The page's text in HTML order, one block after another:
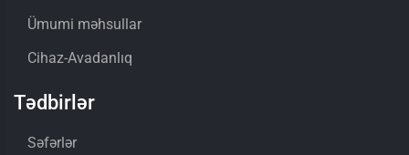
Ümumi məhsullar
Cihaz-Avadanlıq
Tədbirlər
Səfərlər